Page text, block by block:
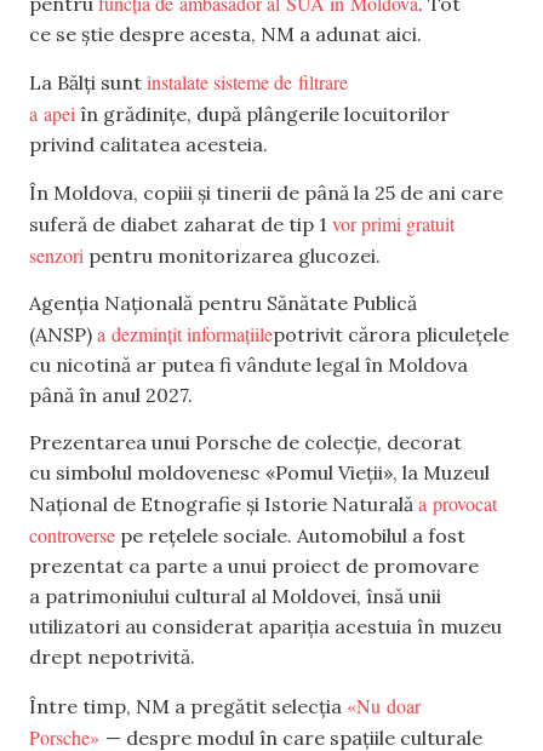
ce se știe despre acesta, NM a adunat aici.
La Bălți sunt instalate sisteme de filtrare
a apei în grădinițe, după plângerile locuitorilor
privind calitatea acesteia.
În Moldova, copiii și tinerii de până la 25 de ani care
suferă de diabet zaharat de tip 1 vor primi gratuit
senzori pentru monitorizarea glucozei.
Agenția Națională pentru Sănătate Publică
(ANSP) a dezmințit informațiilepotrivit cărora pliculețele
cu nicotină ar putea fi vândute legal în Moldova
până în anul 2027.
Prezentarea unui Porsche de colecție, decorat
cu simbolul moldovenesc «Pomul Vieții», la Muzeul
Național de Etnografie și Istorie Naturală a provocat
controverse pe rețelele sociale. Automobilul a fost
prezentat ca parte a unui proiect de promovare
a patrimoniului cultural al Moldovei, însă unii
utilizatori au considerat apariția acestuia în muzeu
drept nepotrivită.
Între timp, NM a pregătit selecția «Nu doar
Porsche» — despre modul în care spațiile culturale